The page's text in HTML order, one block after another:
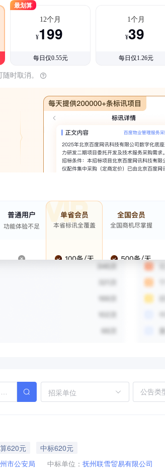
最划算
12个月
¥199
每日仅0.55元
1个月
¥39
每日仅1.26元
时取消。
招采单位
620元
中标620元
市公安局 中标单位： 抚州联雪贸易有限公司